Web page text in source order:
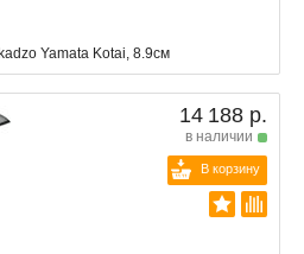
Yamata Kotai, 8.9см
14 188 р.
в наличии
В корзину